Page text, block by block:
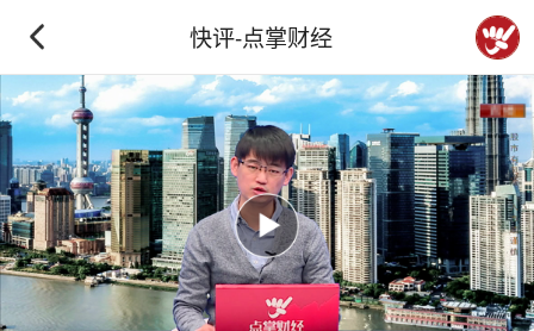
快评-点掌财经